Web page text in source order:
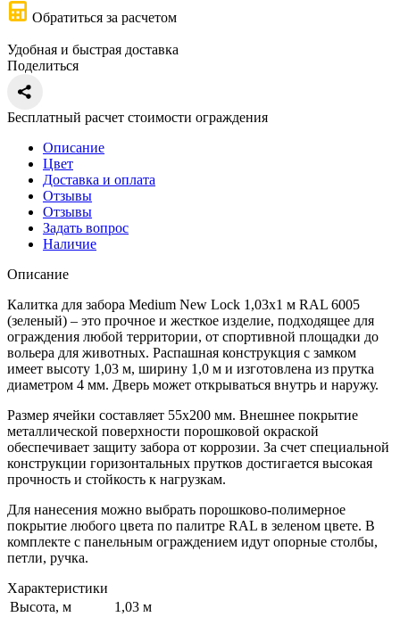
Обратиться за расчетом
Удобная и быстрая доставка
Поделиться
Бесплатный расчет стоимости ограждения
Описание
Цвет
Доставка и оплата
Отзывы
Отзывы
Задать вопрос
Наличие
Описание
Калитка для забора Medium New Lock 1,03х1 м RAL 6005
(зеленый) – это прочное и жесткое изделие, подходящее для
ограждения любой территории, от спортивной площадки до
вольера для животных. Распашная конструкция с замком
имеет высоту 1,03 м, ширину 1,0 м и изготовлена из прутка
диаметром 4 мм. Дверь может открываться внутрь и наружу.
Размер ячейки составляет 55х200 мм. Внешнее покрытие
металлической поверхности порошковой окраской
обеспечивает защиту забора от коррозии. За счет специальной
конструкции горизонтальных прутков достигается высокая
прочность и стойкость к нагрузкам.
Для нанесения можно выбрать порошково-полимерное
покрытие любого цвета по палитре RAL в зеленом цвете. В
комплекте с панельным ограждением идут опорные столбы,
петли, ручка.
Характеристики
Высота, м
1,03 м